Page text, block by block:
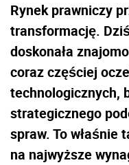
Rynek prawniczy
transformację.
doskonała
coraz częściej
technologicznych,
strategicznego
spraw. To właśnie
na najwyższe